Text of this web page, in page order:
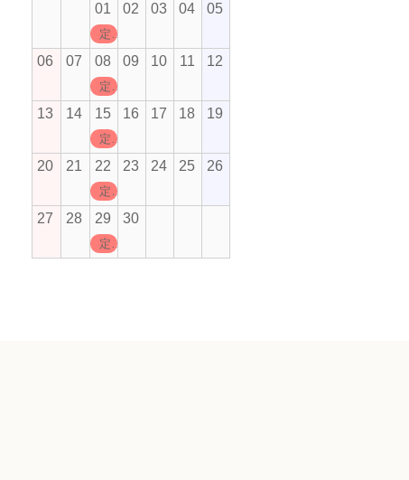
01
定休日
02 03 04 05
06 07 08
定休日
09 10 11 12
13 14 15
定休日
16 17 18 19
20 21 22
定休日
23 24 25 26
27 28 29
定休日
30